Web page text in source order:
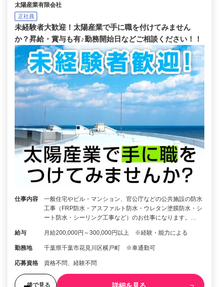
太陽産業有限会社
正社員
未経験者大歓迎！太陽産業で手に職を付けてみません
か？昇給・賞与も有♪勤務開始日などご相談ください！！
仕事内容
一般住宅やビル・マンション、官公庁などの公共施設の防水
工事（FRP防水・アスファルト防水・ウレタン塗膜防水・シ
ート防水・シーリング工事など）のお仕事になります。…
給与 月給200,000円～300,000円以上 ※経験・能力による
勤務地 千葉県千葉市花見川区横戸町 ※車通勤可
応募資格 資格不問、経験不問
後で見る